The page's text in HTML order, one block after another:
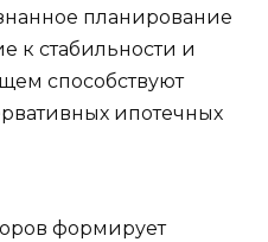
планирование
к стабильности и
способствуют
ипотечных
формирует